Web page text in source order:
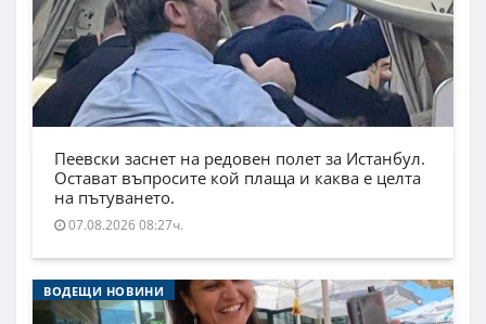
Пеевски заснет на редовен полет за Истанбул.
Остават въпросите кой плаща и каква е целта
на пътуването.
07.08.2026 08:27ч.
ВОДЕЩИ НОВИНИ